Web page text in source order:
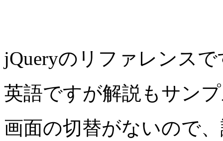
jQueryのリファレンスで
英語ですが解説もサン
画面の切替がないので